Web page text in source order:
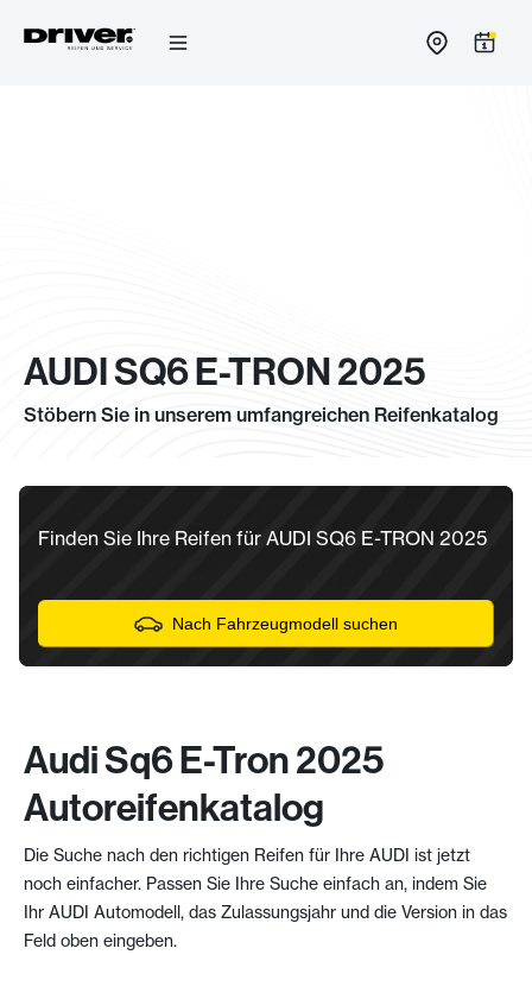
AUDI SQ6 E-TRON 2025
Stöbern Sie in unserem umfangreichen Reifenkatalog
Finden Sie Ihre Reifen für AUDI SQ6 E-TRON 2025
Nach Fahrzeugmodell suchen
Audi Sq6 E-Tron 2025
Autoreifenkatalog
Die Suche nach den richtigen Reifen für Ihre AUDI ist jetzt
noch einfacher. Passen Sie Ihre Suche einfach an, indem Sie
Ihr AUDI Automodell, das Zulassungsjahr und die Version in das
Feld oben eingeben.